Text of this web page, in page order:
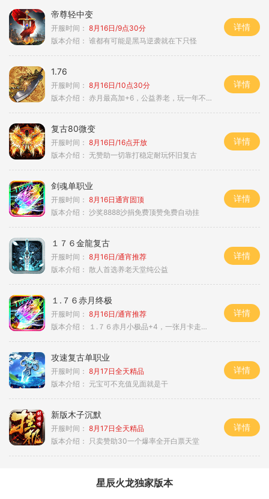
帝尊轻中变
开服时间： 8月16日/9点30分
版本介绍： 谁都有可能是黑马逆袭就在下只怪
详情
1.76
开服时间： 8月16日/10点30分
版本介绍： 赤月最高加+6，公益养老，玩一年不腻，屠龙
详情
复古80微变
开服时间： 8月16日/16点开放
版本介绍： 无赞助一切靠打稳定耐玩怀旧复古
详情
剑魂单职业
开服时间： 8月16日通宵固顶
版本介绍： 沙奖8888沙捐免费顶赞免费自动挂
详情
１７６金龍复古
开服时间： 8月16日/通宵推荐
版本介绍： 散人首选养老天堂纯公益
详情
１.７６赤月终极
开服时间： 8月16日/通宵推荐
版本介绍：
１.７６赤月小极品+4，一张月卡走天涯a
详情
攻速复古单职业
开服时间： 8月17日全天精品
版本介绍： 元宝可不充值见面就是干
详情
新版木子沉默
开服时间： 8月17日全天精品
版本介绍： 只卖赞助30一个爆率全开白票天堂
详情
星辰火龙独家版本